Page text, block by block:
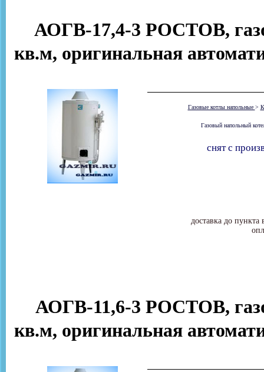
АОГВ-17,4-3 РОСТОВ,
кв.м, оригинальная
Газовые котлы напольные >
Газовый напольный
доставка до
снят с
АОГВ-11,6-3 РОСТОВ,
кв.м, оригинальная